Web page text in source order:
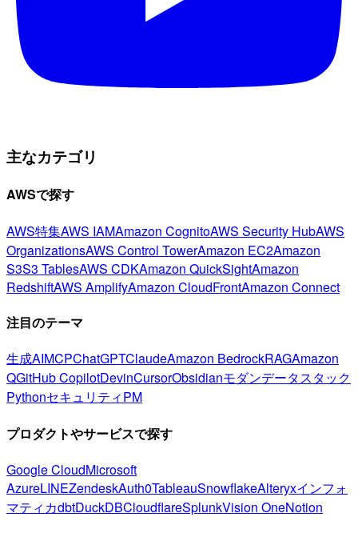
主なカテゴリ
AWSで探す
AWS特集AWS IAMAmazon CognitoAWS Security HubAWS
OrganizationsAWS Control TowerAmazon EC2Amazon
S3S3 TablesAWS CDKAmazon QuickSightAmazon
RedshiftAWS AmplifyAmazon CloudFrontAmazon Connect
注目のテーマ
生成AIMCPChatGPTClaudeAmazon BedrockRAGAmazon
QGitHub CopilotDevinCursorObsidianモダンデータスタック
PythonセキュリティPM
プロダクトやサービスで探す
Google CloudMicrosoft
AzureLINEZendeskAuth0TableauSnowflakeAlteryxインフォ
マティカdbtDuckDBCloudflareSplunkVision OneNotion